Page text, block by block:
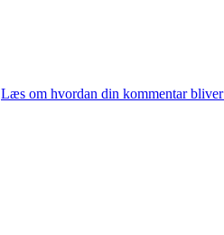
Læs om hvordan din kommentar